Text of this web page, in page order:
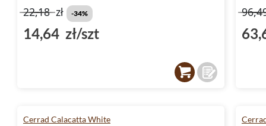
22,18zł -34%
14,64 zł/szt
Cerrad Calacatta White